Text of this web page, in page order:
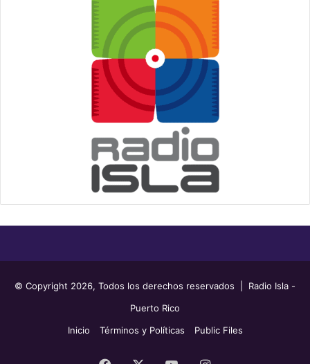
© Copyright 2026, Todos los derechos reservados | Radio Isla -
Puerto Rico
Inicio
Términos y Políticas Public Files